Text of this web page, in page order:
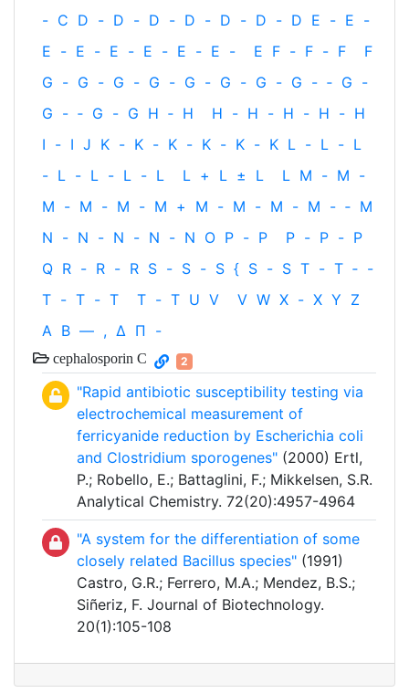
- C D - D - D - D - D - D - D E - E -
E - E - E - E - E - E - E F - F - F
F
G - G - G - G - G - G - G - G - ‐ G -
G - ‐ G - G H ‐ H H - H - H - H - H
I - I J K - K - K - K - K - K L - L - L
- L - L - L - L L + L ± L L M - M -
M - M - M - M + M - M - M - M - ‐ M
N - N - N - N - N O P - P P - P - P
Q R - R - R S - S - S { S - S T - T ‐ -
T - T - T T - T U V V W X - X Y Z
Α Β — , Δ Π -
cephalosporin C 2
"Rapid antibiotic susceptibility testing via
electrochemical measurement of
ferricyanide reduction by Escherichia coli
and Clostridium sporogenes" (2000) Ertl,
P.; Robello, E.; Battaglini, F.; Mikkelsen, S.R.
Analytical Chemistry. 72(20):4957-4964
"A system for the differentiation of some
closely related Bacillus species" (1991)
Castro, G.R.; Ferrero, M.A.; Mendez, B.S.;
Siñeriz, F. Journal of Biotechnology.
20(1):105-108